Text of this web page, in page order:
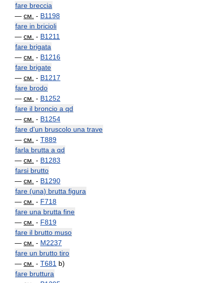
fare breccia
— см. - B1198
fare in bricioli
— см. - B1211
fare brigata
— см. - B1216
fare brigate
— см. - B1217
fare brodo
— см. - B1252
fare il broncio a qd
— см. - B1254
fare d'un bruscolo una trave
— см. - T889
farla brutta a qd
— см. - B1283
farsi brutto
— см. - B1290
fare (una) brutta figura
— см. - F718
fare una brutta fine
— см. - F819
fare il brutto muso
— см. - M2237
fare un brutto tiro
— см. - T681 b)
fare bruttura